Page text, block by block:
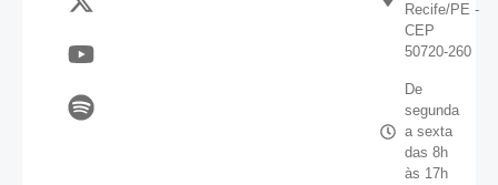
Recife/PE -
CEP
50720-260
De
segunda
a sexta
das 8h
às 17h